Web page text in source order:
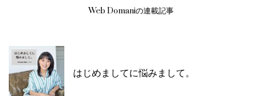
Web Domaniの連載記事
はじめましてに悩みまして。